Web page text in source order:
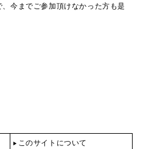
今までご参加頂けなかった方も是
このサイトについて